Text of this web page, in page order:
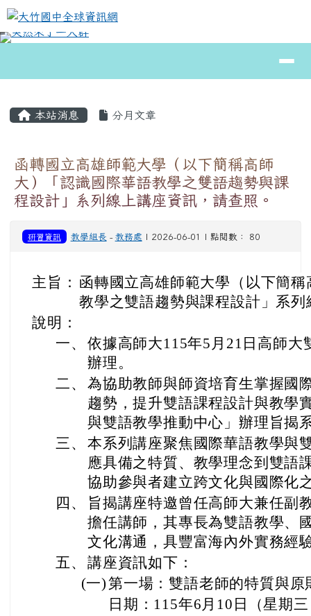
跳至主內容區
大竹國中全球資訊網
⏸
本站消息 分月文章
函轉國立高雄師範大學（以下簡稱高師
大）「認識國際華語教學之雙語趨勢與課
程設計」系列線上講座資訊，請查照。
研習資訊 教學組長 - 教務處 | 2026-06-01 | 點閱數： 80
主旨： 函轉國立高雄師範大學（以下簡
教學之雙語趨勢與課程設計」系
說明：
一、 依據高師大115年5月21日高師大
辦理。
二、 為協助教師與師資培育生掌握國
趨勢，提升雙語課程設計與教學
與雙語教學推動中心」辦理旨揭
三、 本系列講座聚焦國際華語教學與
應具備之特質、教學理念到雙語
協助參與者建立跨文化與國際化
四、
旨揭講座特邀曾任高師大兼任副
擔任講師，其專長為雙語教學、
文化溝通，具豐富海內外實務經
五、 講座資訊如下：
(一)第一場：雙語老師的特質與原
日期：115年6月10日（星期